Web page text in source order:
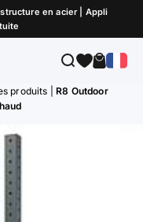
en acier | Appli
Recherche
Panier
produits
R8 Outdoor